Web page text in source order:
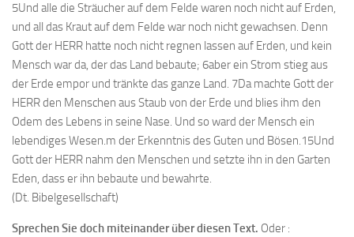
5Und alle die Sträucher auf dem Felde waren noch nicht auf Erden,
und all das Kraut auf dem Felde war noch nicht gewachsen. Denn
Gott der HERR hatte noch nicht regnen lassen auf Erden, und kein
Mensch war da, der das Land bebaute; 6aber ein Strom stieg aus
der Erde empor und tränkte das ganze Land. 7Da machte Gott der
HERR den Menschen aus Staub von der Erde und blies ihm den
Odem des Lebens in seine Nase. Und so ward der Mensch ein
lebendiges Wesen.m der Erkenntnis des Guten und Bösen.15Und
Gott der HERR nahm den Menschen und setzte ihn in den Garten
Eden, dass er ihn bebaute und bewahrte.
(Dt. Bibelgesellschaft)
Sprechen Sie doch miteinander über diesen Text. Oder :